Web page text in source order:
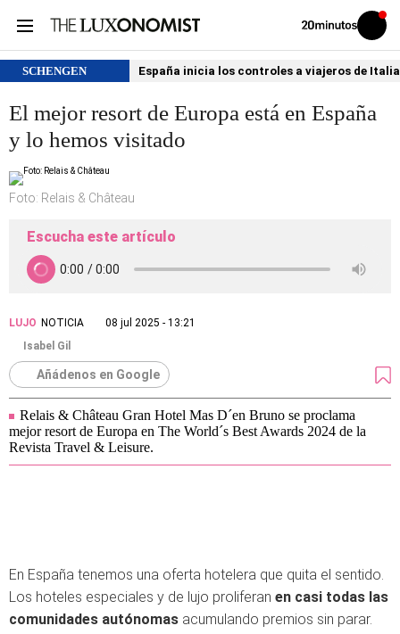
Volver
Iniciar
sesión
SCHENGEN España inicia los controles a viajeros de
El mejor resort de Europa está en España
y lo hemos visitado
Foto: Relais & Château
Escucha este artículo
LUJO NOTICIA
08 jul 2025 - 13:21
Isabel Gil
Añádenos en Google
Relais & Château Gran Hotel Mas D´en Bruno se proclama
mejor resort de Europa en The World´s Best Awards 2024 de la
Revista Travel & Leisure.
En España tenemos una oferta hotelera que quita el sentido.
Los hoteles especiales y de lujo proliferan en casi todas las
comunidades autónomas acumulando premios sin parar.